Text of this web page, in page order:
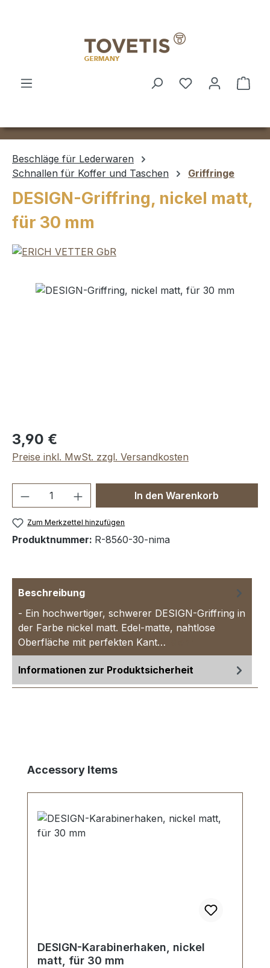
Beschläge für Lederwaren
Schnallen für Koffer und Taschen
Griffringe
DESIGN-Griffring, nickel matt,
für 30 mm
Bildergalerie überspringen
Regulärer Preis:
3,90 €
Preise inkl. MwSt. zzgl. Versandkosten
Produkt Anzahl: Gib denIn den Warenkorb
Zum Merkzettel hinzufügen
Produktnummer: R-8560-30-nima
Beschreibung
- Ein hochwertiger, schwerer DESIGN-Griffring in
der Farbe nickel matt. Edel-matte, nahtlose
Oberfläche mit perfekten Kant…
Informationen zur Produktsicherheit
Produktgalerie überspringen
Accessory Items
DESIGN-Karabinerhaken, nickel
matt, für 30 mm